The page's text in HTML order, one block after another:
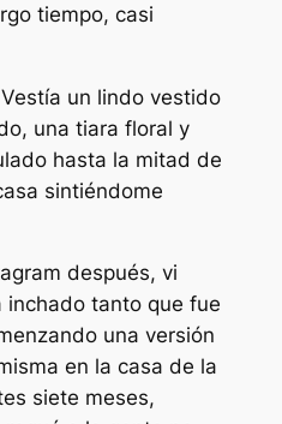
tiempo, casi
un lindo vestido
una tiara floral y
hasta la mitad de
sintiéndome
después, vi
inchado tanto que fue
una versión
en la casa de la
siete meses,